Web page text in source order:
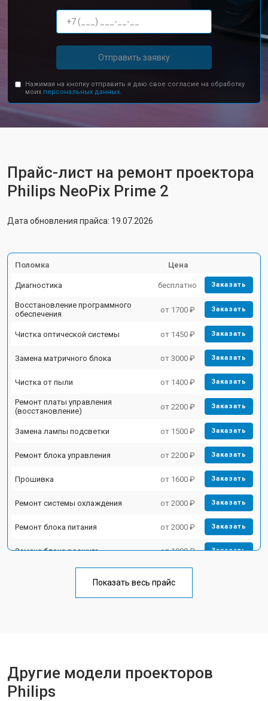
Отправить заявку
Нажимая на кнопку отправить я даю свое согласие на обработку
моих персональных данных.
Прайс-лист на ремонт проектора
Philips NeoPix Prime 2
Дата обновления прайса: 19.07.2026
Поломка Цена
Диагностика бесплатно Заказать
Восстановление программного
обеспечения
от 1700 ₽ Заказать
Чистка оптической системы от 1450 ₽ Заказать
Замена матричного блока от 3000 ₽ Заказать
Чистка от пыли от 1400 ₽ Заказать
Ремонт платы управления
(восстановление)
от 2200 ₽ Заказать
Замена лампы подсветки от 1500 ₽ Заказать
Ремонт блока управления от 2200 ₽ Заказать
Прошивка от 1600 ₽ Заказать
Ремонт системы охлаждения от 2000 ₽ Заказать
Ремонт блока питания от 2000 ₽ Заказать
Замена блока розжига от 1900 ₽ Заказать
Показать весь прайс
Другие модели проекторов
Philips